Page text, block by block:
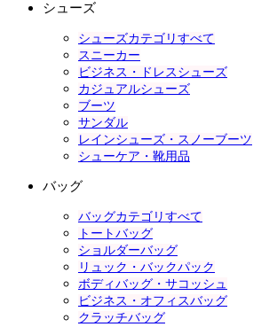
シューズ
シューズカテゴリすべて
スニーカー
ビジネス・ドレスシューズ
カジュアルシューズ
ブーツ
サンダル
レインシューズ・スノーブーツ
シューケア・靴用品
バッグ
バッグカテゴリすべて
トートバッグ
ショルダーバッグ
リュック・バックパック
ボディバッグ・サコッシュ
ビジネス・オフィスバッグ
クラッチバッグ